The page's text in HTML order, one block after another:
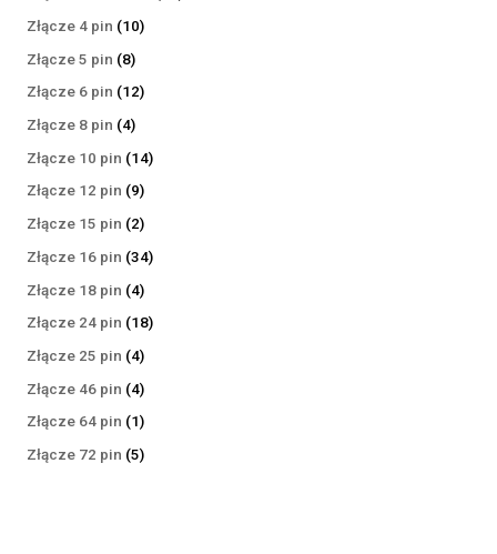
Złącze 4 pin 1010
Złącze 5 pin 88
produktów
Złącze 6 pin 1212
Złącze 8 pin 44
produkty
Złącze 10 pin 1414
Złącze 12 pin 99
produktów
Złącze 15 pin 22
produkty
Złącze 16 pin 3434
Złącze 18 pin 44
produkty
Złącze 24 pin 1818
Złącze 25 pin 44
produkty
Złącze 46 pin 44
produkty
Złącze 64 pin 11
produkt
Złącze 72 pin 55